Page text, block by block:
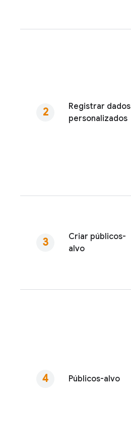
Registrar dados
personalizados
Criar públicos-
alvo
Públicos-alvo